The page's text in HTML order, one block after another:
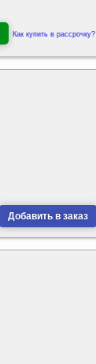
Как купить в рассрочку?
Добавить в заказ